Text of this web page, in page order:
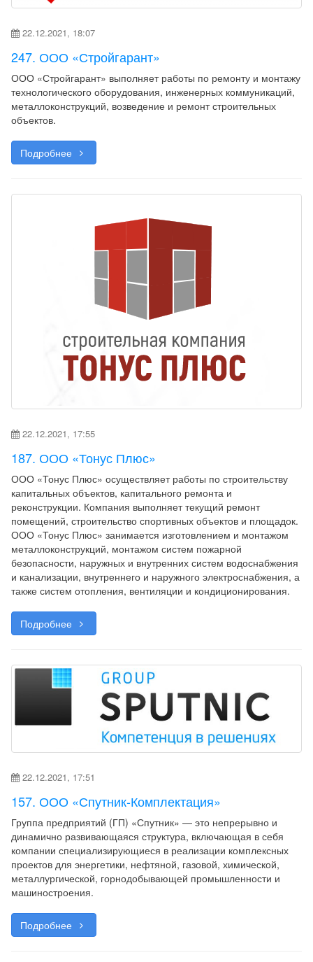
22.12.2021, 18:07
247. ООО «Стройгарант»
ООО «Стройгарант» выполняет работы по ремонту и монтажу
технологического оборудования, инженерных коммуникаций,
металлоконструкций, возведение и ремонт строительных
объектов.
Подробнее
22.12.2021, 17:55
187. ООО «Тонус Плюс»
ООО «Тонус Плюс» осуществляет работы по строительству
капитальных объектов, капитального ремонта и
реконструкции. Компания выполняет текущий ремонт
помещений, строительство спортивных объектов и площадок.
ООО «Тонус Плюс» занимается изготовлением и монтажом
металлоконструкций, монтажом систем пожарной
безопасности, наружных и внутренних систем водоснабжения
и канализации, внутреннего и наружного электроснабжения, а
также систем отопления, вентиляции и кондиционирования.
Подробнее
22.12.2021, 17:51
157. ООО «Спутник-Комплектация»
Группа предприятий (ГП) «Спутник» — это непрерывно и
динамично развивающаяся структура, включающая в себя
компании специализирующиеся в реализации комплексных
проектов для энергетики, нефтяной, газовой, химической,
металлургической, горнодобывающей промышленности и
машиностроения.
Подробнее